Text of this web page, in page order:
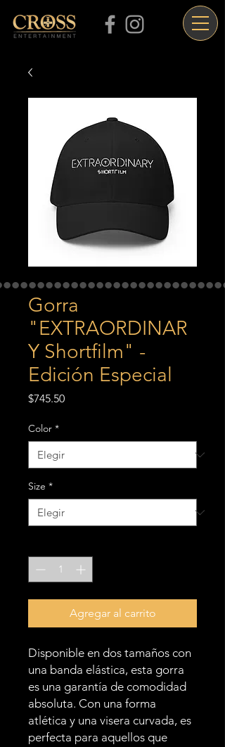
Gorra
"EXTRAORDINAR
Y Shortfilm" -
Edición Especial
$745.50Precio
Color *
Size *
Agregar al carrito
Disponible en dos tamaños con
una banda elástica, esta gorra
es una garantía de comodidad
absoluta. Con una forma
atlética y una visera curvada, es
perfecta para aquellos que